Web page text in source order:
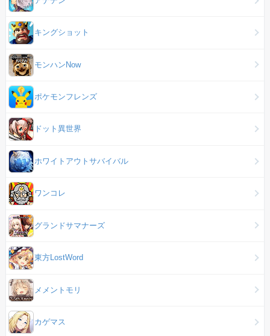
キングショット
モンハンNow
ポケモンフレンズ
ドット異世界
ホワイトアウトサバイバル
ワンコレ
グランドサマナーズ
東方LostWord
メメントモリ
カゲマス